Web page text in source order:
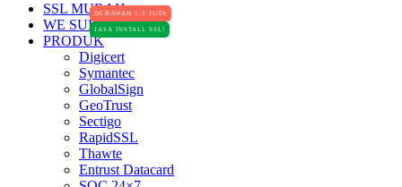
DI BAWAH 1.5 JUTA
SSL MURAH
JASA INSTALL SSL!
WE SUPPORT
PRODUK
Digicert
Symantec
GlobalSign
GeoTrust
Sectigo
RapidSSL
Thawte
Entrust Datacard